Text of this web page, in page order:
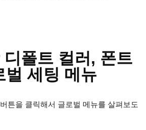
폴트 컬러, 폰트
벌 세팅 메뉴
튼을 클릭해서 글로벌 메뉴를 살펴보도